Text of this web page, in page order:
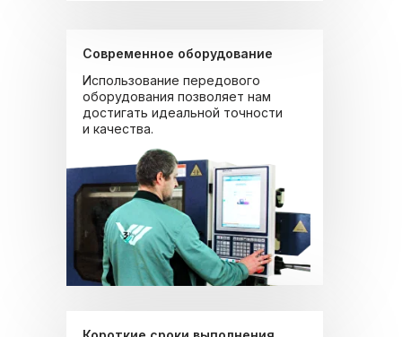
Использование передового
оборудования позволяет нам
достигать идеальной точности
и качества.
Современное оборудование